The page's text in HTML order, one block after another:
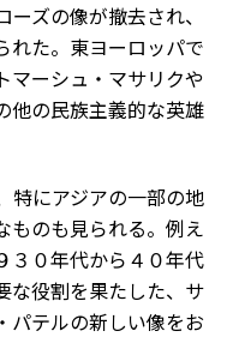
ズの像が撤去され、
れた。東ヨーロッパで
マーシュ・マサリクや
他の民族主義的な英雄
特にアジアの一部の地
ものも見られる。例え
３０年代から４０年代
な役割を果たした、サ
パテルの新しい像をお